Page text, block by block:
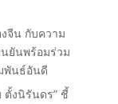
จีน กับความ
ยันพร้อมร่วม
พันธ์อันดี
ตั้งนิรันดร” ชี้